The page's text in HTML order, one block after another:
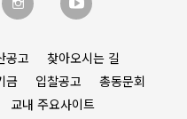
공고
찾아오시는 길
금 입찰공고
총동문회
교내 주요사이트